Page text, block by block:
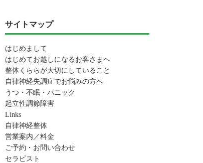
サイトマップ
はじめまして
はじめてお越しになるお客さまへ
整体くららが大切にしていること
自律神経失調症でお悩みの方へ
うつ・不眠・パニック
起立性調節障害
Links
自律神経整体
営業案内／料金
ご予約・お問い合わせ
セラピスト